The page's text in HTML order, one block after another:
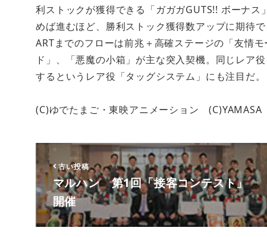
利ストックが獲得できる「ガガガGUTS!! ボーナ
めば進むほど、勝利ストック獲得数アップに期待
ARTまでのフローは前兆＋高確ステージの「友情
ド」、「悪魔の小箱」が主な突入契機。同じレア
するというレア役「タッグシステム」にも注目だ。
(C)ゆでたまご・東映アニメーション (C)YAMASA
古い投稿
マルハン 第1回「接客コンテスト」
開催